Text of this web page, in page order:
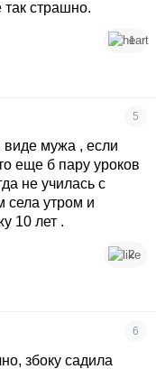
страшно.
1
5
виде мужа , если
еще б пару уроков
не училась с
села утром и
10 лет .
2
6
збоку садила